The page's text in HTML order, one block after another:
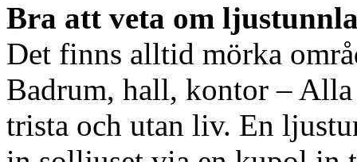
Bra att veta om
Det finns alltid mörka
Badrum, hall, kontor – Alla
trista och utan liv. En